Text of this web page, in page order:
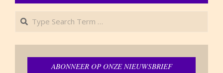
Search
ABONNEER OP ONZE NIEUWSBRIEF